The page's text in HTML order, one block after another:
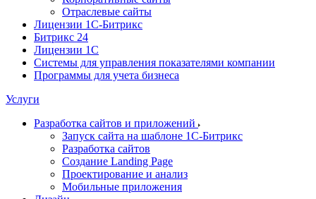
Отраслевые сайты
Лицензии 1С-Битрикс
Битрикс 24
Лицензии 1С
Системы для управления показателями компании
Программы для учета бизнеса
Услуги
Разработка сайтов и приложений
Запуск сайта на шаблоне 1С-Битрикс
Разработка сайтов
Создание Landing Page
Проектирование и анализ
Мобильные приложения